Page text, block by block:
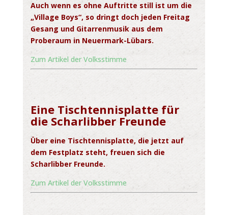
Auch wenn es ohne Auftritte still ist um die
„Village Boys“, so dringt doch jeden Freitag
Gesang und Gitarrenmusik aus dem
Proberaum in Neuermark-Lübars.
Zum Artikel der Volksstimme
Eine Tischtennisplatte für
die Scharlibber Freunde
Über eine Tischtennisplatte, die jetzt auf
dem Festplatz steht, freuen sich die
Scharlibber Freunde.
Zum Artikel der Volksstimme